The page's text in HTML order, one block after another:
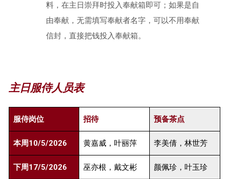
料，在主日崇拜时投入奉献箱即可；如果是自
由奉献，无需填写奉献者名字，可以不用奉献
信封，直接把钱投入奉献箱。
主日服侍人员表
服侍岗位 招待 预备茶点
本周10/5/2026 黄嘉威，叶丽萍 李美倩，林世芳
下周17/5/2026 巫亦根，戴文彬 颜佩珍，叶玉珍